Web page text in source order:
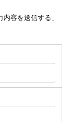
容を送信する」